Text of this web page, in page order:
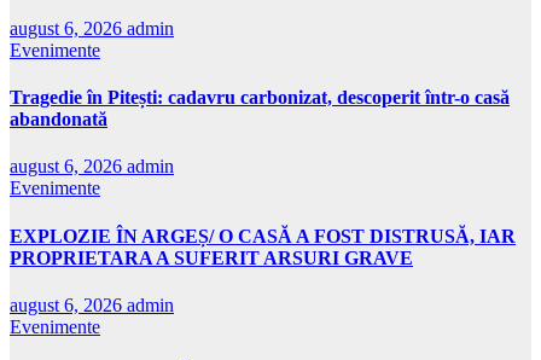
august 6, 2026 admin
Evenimente
Tragedie în Pitești: cadavru carbonizat, descoperit într-o casă
abandonată
august 6, 2026 admin
Evenimente
EXPLOZIE ÎN ARGEȘ/ O CASĂ A FOST DISTRUSĂ, IAR
PROPRIETARA A SUFERIT ARSURI GRAVE
august 6, 2026 admin
Evenimente